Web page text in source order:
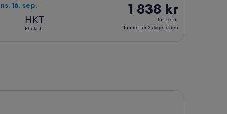
dager
16. sep.
HKT
Phuket
1 838 kr
Tur-
retur,
1 838 kr
Tur-retur
funnet for 2 dager siden